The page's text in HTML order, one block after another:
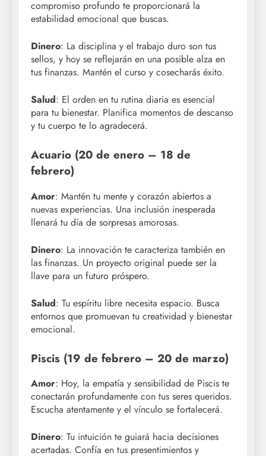
compromiso profundo te proporcionará la
estabilidad emocional que buscas.
Dinero: La disciplina y el trabajo duro son tus
sellos, y hoy se reflejarán en una posible alza en
tus finanzas. Mantén el curso y cosecharás éxito.
Salud: El orden en tu rutina diaria es esencial
para tu bienestar. Planifica momentos de descanso
y tu cuerpo te lo agradecerá.
Acuario (20 de enero – 18 de
febrero)
Amor: Mantén tu mente y corazón abiertos a
nuevas experiencias. Una inclusión inesperada
llenará tu día de sorpresas amorosas.
Dinero: La innovación te caracteriza también en
las finanzas. Un proyecto original puede ser la
llave para un futuro próspero.
Salud: Tu espíritu libre necesita espacio. Busca
entornos que promuevan tu creatividad y bienestar
emocional.
Piscis (19 de febrero – 20 de marzo)
Amor: Hoy, la empatía y sensibilidad de Piscis te
conectarán profundamente con tus seres queridos.
Escucha atentamente y el vínculo se fortalecerá.
Dinero: Tu intuición te guiará hacia decisiones
acertadas. Confía en tus presentimientos y